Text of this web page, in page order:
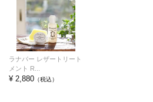
ラナパー レザートリート
メント R...
¥ 2,880 （税込）